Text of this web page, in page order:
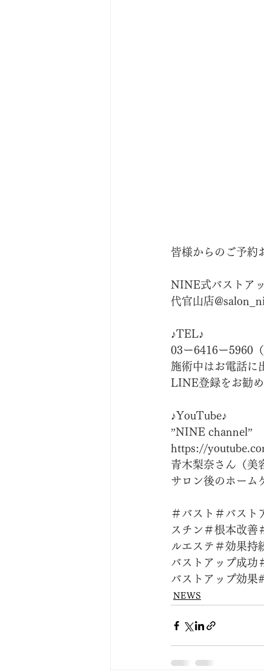
皆様からのご予約
NINE式バストア
代官山店
♪TEL♪
03ー6416ー5960（
施術中はお電話に
LINE登録をお勧め
♪YouTube♪
”NINE channel”
https://
青木梨奈さん（美
サロン後のホーム
＃バスト＃バスト
スチン＃根本改善
ルエステ＃効果持
バストアップ成功
バストアップ効果
NEWS